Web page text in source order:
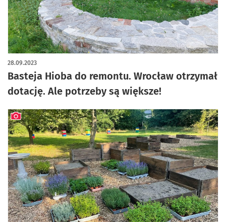
Basteja Hioba do remontu. Wrocław otrzymał
dotację. Ale potrzeby są większe!
28.09.2023